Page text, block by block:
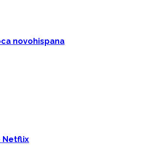
novohispana
Netflix